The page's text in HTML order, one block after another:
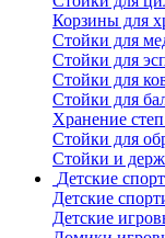
Корзины для
Стойки для
Стойки для
Стойки для
Стойки для
Хранение
Стойки для
Стойки и
Детские
Детские
Детские